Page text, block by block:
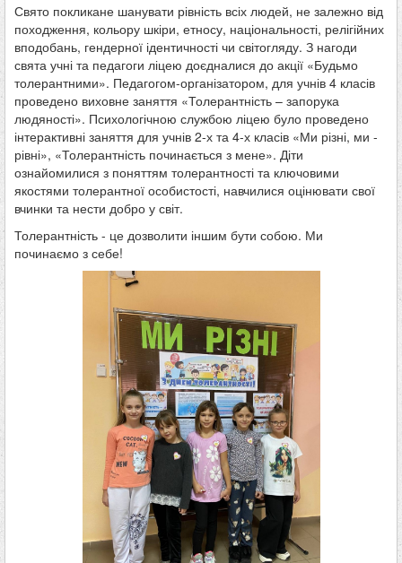
Свято покликане шанувати рівність всіх людей, не залежно від
походження, кольору шкіри, етносу, національності, релігійних
вподобань, гендерної ідентичності чи світогляду. З нагоди
свята учні та педагоги ліцею доєдналися до акції «Будьмо
толерантними». Педагогом-організатором, для учнів 4 класів
проведено виховне заняття «Толерантність – запорука
людяності». Психологічною службою ліцею було проведено
інтерактивні заняття для учнів 2-х та 4-х класів «Ми різні, ми -
рівні», «Толерантність починається з мене». Діти
ознайомилися з поняттям толерантності та ключовими
якостями толерантної особистості, навчилися оцінювати свої
вчинки та нести добро у світ.
Толерантність - це дозволити іншим бути собою. Ми
починаємо з себе!